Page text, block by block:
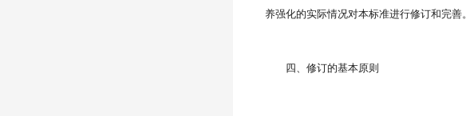
养强化的实际情况对本标准进行修订和完善。
四、修订的基本原则